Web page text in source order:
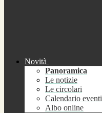
Novità
Panoramica
Le notizie
Le circolari
Calendario eventi
Albo online